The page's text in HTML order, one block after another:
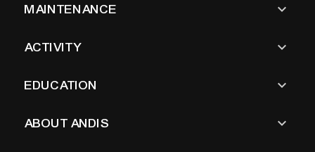
MAINTENANCE keyboard_arrow_down
ACTIVITY keyboard_arrow_down
EDUCATION keyboard_arrow_down
ABOUT ANDIS keyboard_arrow_down